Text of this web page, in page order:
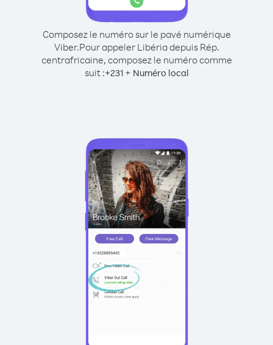
Composez le numéro sur le pavé numérique
Viber.Pour appeler Libéria depuis Rép.
centrafricaine, composez le numéro comme
suit :+231+ Numéro local